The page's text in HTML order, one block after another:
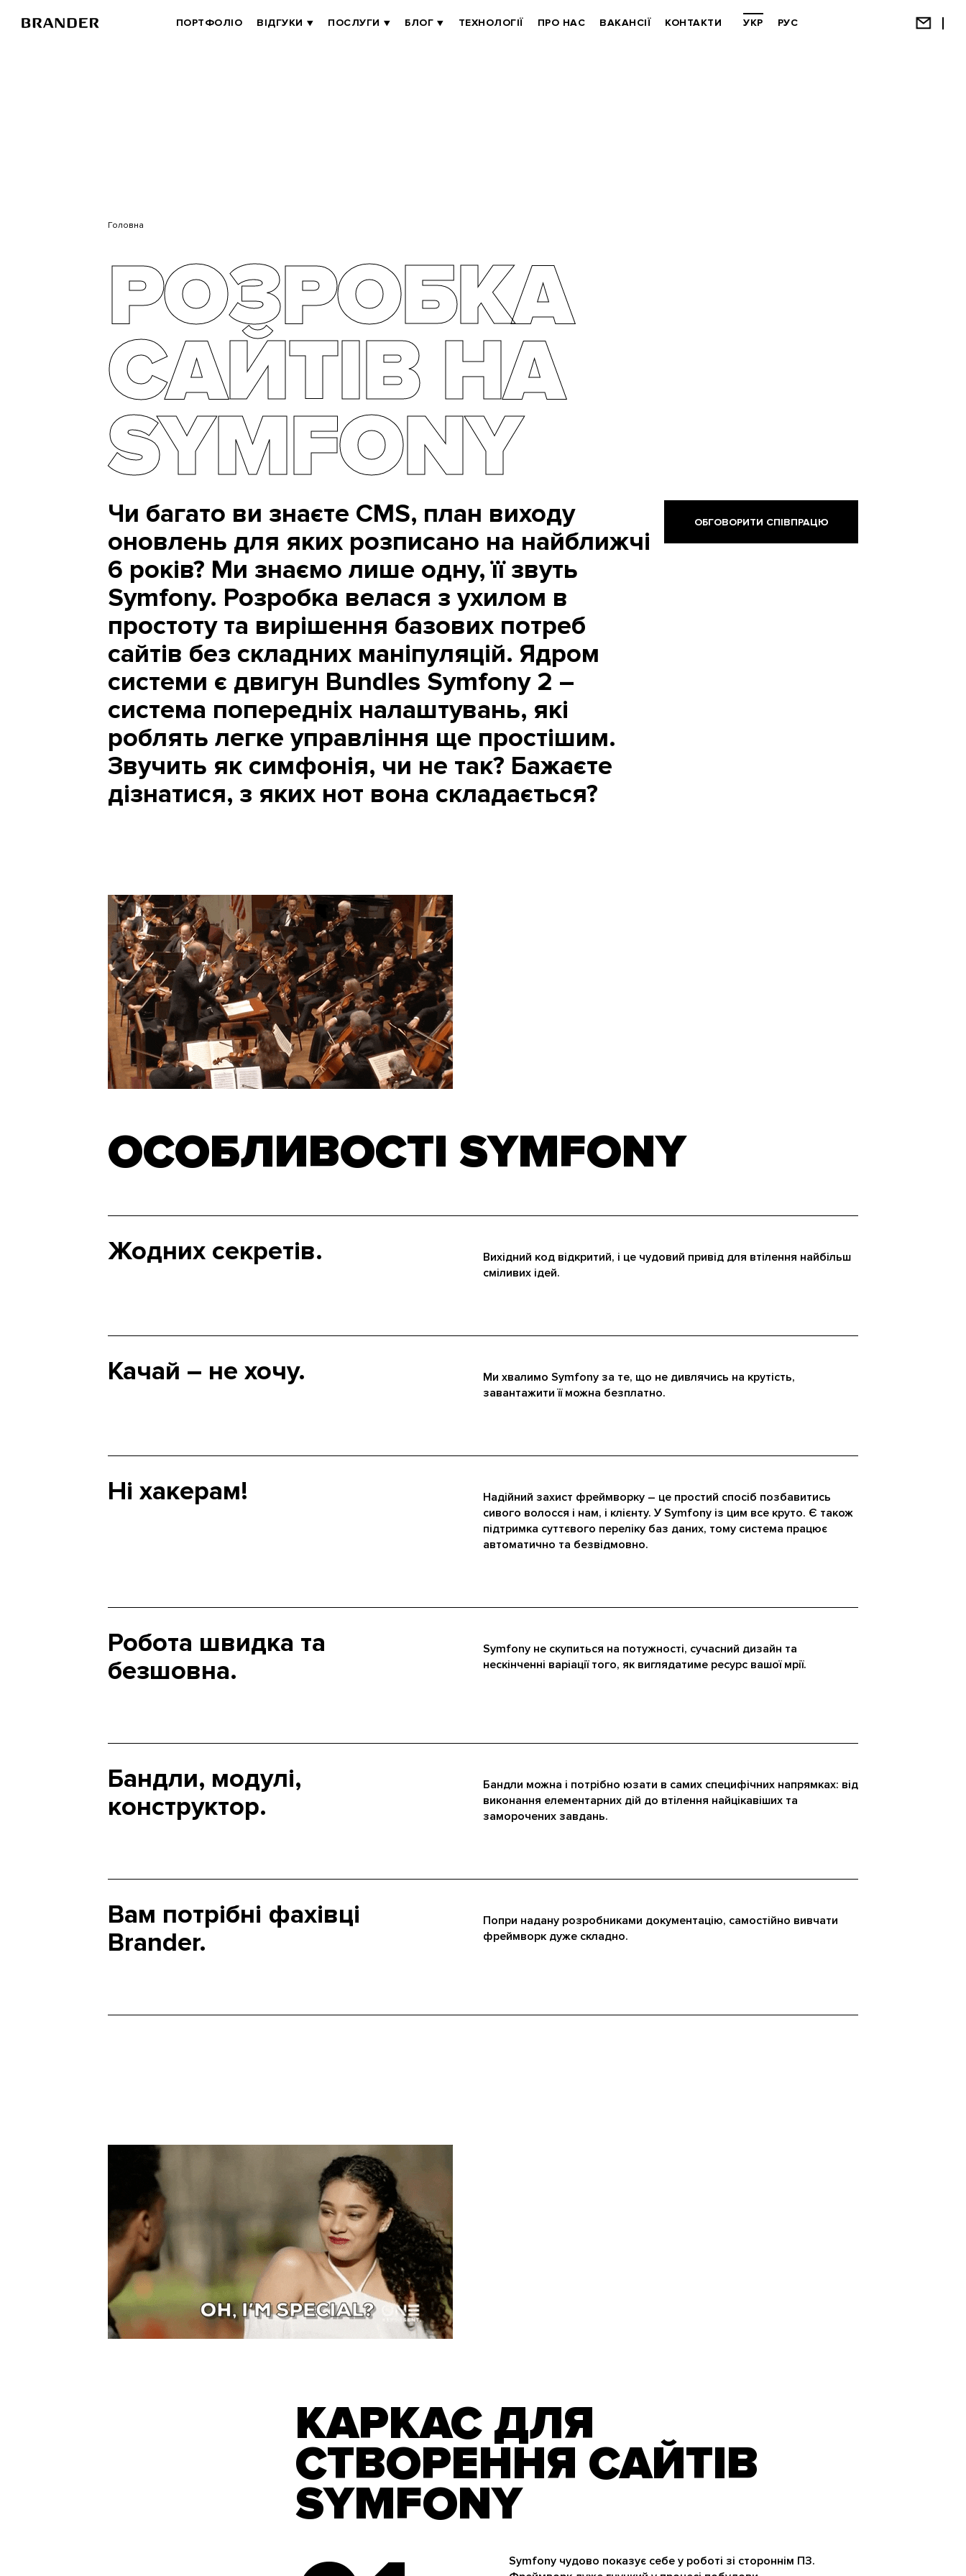
BRANDER
ПОРТФОЛІО ВІДГУКИ ПОСЛУГИ БЛОГ ТЕХНОЛОГІЇ ПРО НАС ВАКАНСІЇ КОНТАКТИ УКР РУС
Головна
РОЗРОБКА
САЙТІВ НА
SYMFONY
Чи багато ви знаєте CMS, план виходу
оновлень для яких розписано на найближчі
6 років? Ми знаємо лише одну, її звуть
Symfony. Розробка велася з ухилом в
простоту та вирішення базових потреб
сайтів без складних маніпуляцій. Ядром
системи є двигун Bundles Symfony 2 –
система попередніх налаштувань, які
роблять легке управління ще простішим.
Звучить як симфонія, чи не так? Бажаєте
дізнатися, з яких нот вона складається?
ОБГОВОРИТИ СПІВПРАЦЮ
ОСОБЛИВОСТІ SYMFONY
Жодних секретів.
Вихідний код відкритий, і це чудовий привід для втілення найбільш
сміливих ідей.
Качай – не хочу.
Ми хвалимо Symfony за те, що не дивлячись на крутість,
завантажити її можна безплатно.
Ні хакерам!
Надійний захист фреймворку – це простий спосіб позбавитись
сивого волосся і нам, і клієнту. У Symfony із цим все круто. Є також
підтримка суттєвого переліку баз даних, тому система працює
автоматично та безвідмовно.
Робота швидка та
безшовна.
Symfony не скупиться на потужності, сучасний дизайн та
нескінченні варіації того, як виглядатиме ресурс вашої мрії.
Бандли, модулі,
конструктор.
Бандли можна і потрібно юзати в самих специфічних напрямках: від
виконання елементарних дій до втілення найцікавіших та
заморочених завдань.
Вам потрібні фахівці
Brander.
Попри надану розробниками документацію, самостійно вивчати
фреймворк дуже складно.
КАРКАС ДЛЯ
СТВОРЕННЯ САЙТІВ
SYMFONY
Symfony чудово показує себе у роботі зі стороннім ПЗ.